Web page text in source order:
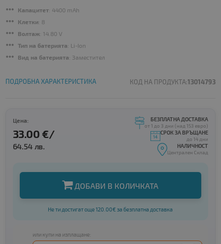
Капацитет: 4400 mAh
Клетки: 8
Волтаж: 14.80 V
Тип на батерията: Li-Ion
Вид на батерията: Заместител
ПОДРОБНА ХАРАКТЕРИСТИКА КОД НА ПРОДУКТА:13014793
Цена:
33.00 €/
64.54 лв.
БЕЗПЛАТНА ДОСТАВКА
от 1 до 3 дни (над 153 евро)
СРОК ЗА ВРЪЩАНЕ
до 14 дни
НАЛИЧНОСТ
Централен Склад
ДОБАВИ В КОЛИЧКАТА
Не ти достигат още 120.00€ за безплатна доставка
или купи на изплащане: